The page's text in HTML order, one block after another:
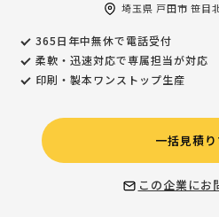
埼玉県 戸田市 笹目
365日年中無休で電話受付
柔軟・迅速対応で専属担当が対応
印刷・製本ワンストップ生産
一括見積
この企業にお